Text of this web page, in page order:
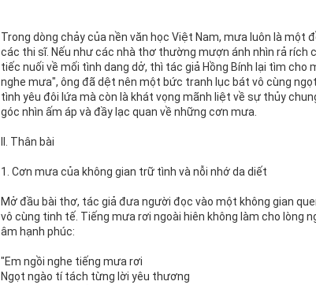
Trong dòng chảy của nền văn học Việt Nam, mưa luôn là
các thi sĩ. Nếu như các nhà thơ thường mượn ánh nhìn rả rích
tiếc nuối về mối tình dang dở, thì tác giả Hồng Bính lại tìm cho
nghe mưa", ông đã dệt nên một bức tranh lục bát vô cùng
tình yêu đôi lứa mà còn là khát vọng mãnh liệt về sự thủy
góc nhìn ấm áp và đầy lạc quan về những cơn mưa.
II. Thân bài
1. Cơn mưa của không gian trữ tình và nỗi nhớ da diết
Mở đầu bài thơ, tác giả đưa người đọc vào một không gian
vô cùng tinh tế. Tiếng mưa rơi ngoài hiên không làm cho lòng
âm hạnh phúc:
"Em ngồi nghe tiếng mưa rơi
Ngọt ngào tí tách từng lời yêu thương